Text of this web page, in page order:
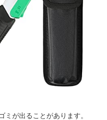
ミが出ることがあります。